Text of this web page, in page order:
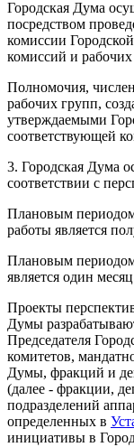
Городская Дума
посредством
комиссии
комиссий и
Полномочия,
рабочих групп,
утверждаемыми
соответствующей
3. Городская Дума
соответствии с
Плановым
работы является
Плановым
является один
Проекты
Думы
Председателя
комитетов,
Думы, фракций и
(далее - фракции,
подразделений
определенных в
инициативы в